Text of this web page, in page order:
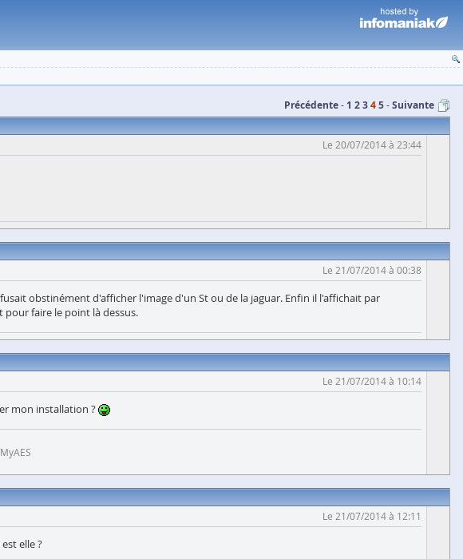
Précédente 1 2345 Suivante
Le 20/07/2014 à 23:44
Le 21/07/2014 à 00:38
obstinément d'afficher l'image d'un St ou de la jaguar. Enfin il l'affichait par
pour faire le point là dessus.
Le 21/07/2014 à 10:14
mon installation ?
Le 21/07/2014 à 12:11
elle ?